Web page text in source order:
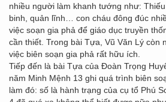
nhiều người làm khanh tướng như:
binh, quản lĩnh… con cháu đông đúc
việc soạn gia phả để giáo dục truyền
cần thiết. Trong bài Tựa, Vũ Văn Lý còn
việc biên soạn gia phả rất hữu ích.
Tiếp đến là bài Tựa của Đoàn Trọng
năm Minh Mệnh 13 ghi quá trình biên
làm đó: số là hành trạng của cụ tổ Phú